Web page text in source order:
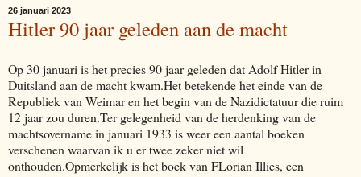
26 januari 2023
Hitler 90 jaar geleden aan de macht
Op 30 januari is het precies 90 jaar geleden dat Adolf Hitler in
Duitsland aan de macht kwam.Het betekende het einde van de
Republiek van Weimar en het begin van de Nazidictatuur die ruim
12 jaar zou duren.Ter gelegenheid van de herdenking van de
machtsovername in januari 1933 is weer een aantal boeken
verschenen waarvan ik u er twee zeker niet wil
onthouden.Opmerkelijk is het boek van FLorian Illies, een